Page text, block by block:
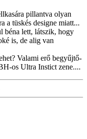
pillantva olyan
a tüskés designe miatt...
béna lett, látszik, hogy
is, de alig van
Valami erő begyűjtő-
os Ultra Instict zene....